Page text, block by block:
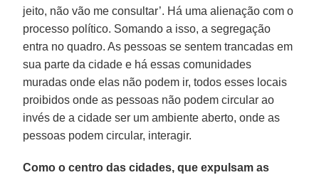
jeito, não vão me consultar’. Há uma alienação com o
processo político. Somando a isso, a segregação
entra no quadro. As pessoas se sentem trancadas em
sua parte da cidade e há essas comunidades
muradas onde elas não podem ir, todos esses locais
proibidos onde as pessoas não podem circular ao
invés de a cidade ser um ambiente aberto, onde as
pessoas podem circular, interagir.
Como o centro das cidades, que expulsam as